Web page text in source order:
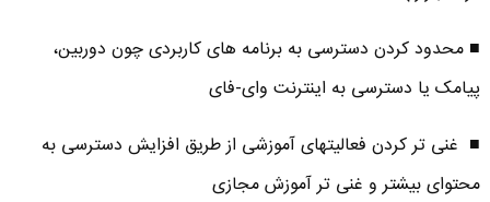
■ محدود کردن دسترسی به برنامه­ های کاربردی چون دوربین،
پیامک یا دسترسی به اینترنت وای-فای
■ غنی ­تر کردن فعالیت­های آموزشی از طریق افزایش دسترسی به
محتوای بیشتر و غنی­ تر آموزش مجازی